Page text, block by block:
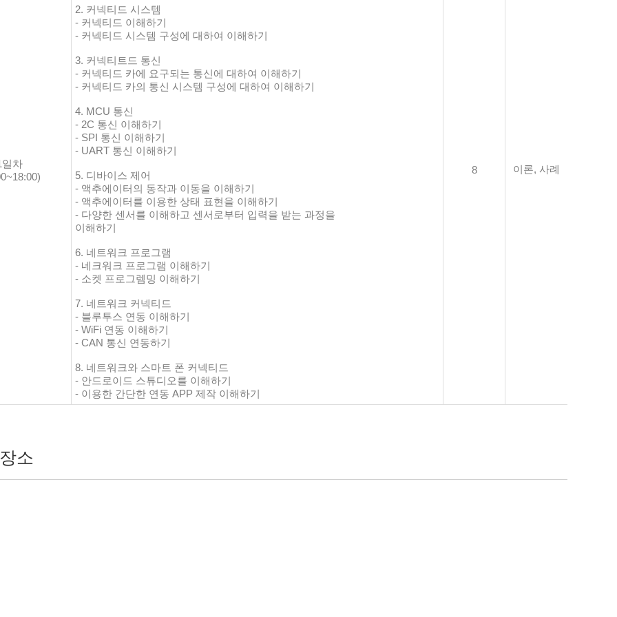
일차
2. 커넥티드 시스템
- 커넥티드 이해하기
- 커넥티드 시스템 구성에 대하여 이해하기
3. 커넥티트드 통신
- 커넥티드 카에 요구되는 통신에 대하여 이해하기
- 커넥티드 카의 통신 시스템 구성에 대하여 이해하기
4. MCU 통신
- 2C 통신 이해하기
- SPI 통신 이해하기
- UART 통신 이해하기
5. 디바이스 제어
- 액추에이터의 동작과 이동을 이해하기
- 액추에이터를 이용한 상태 표현을 이해하기
- 다양한 센서를 이해하고 센서로부터 입력을 받는 과정을
이해하기
6. 네트워크 프로그램
- 네크워크 프로그램 이해하기
- 소켓 프로그렘밍 이해하기
7. 네트워크 커넥티드
- 블루투스 연동 이해하기
- WiFi 연동 이해하기
- CAN 통신 연동하기
8. 네트워크와 스마트 폰 커넥티드
- 안드로이드 스튜디오를 이해하기
- 이용한 간단한 연동 APP 제작 이해하기
8 이론, 사례
소